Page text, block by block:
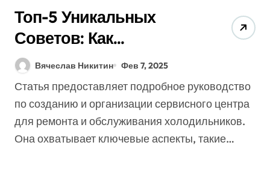
Топ-5 Уникальных
Советов: Как
Правильно Устроить
Сервисный Центр
Холодильников?
Вячеслав Никитин Фев 7, 2025
Статья предоставляет подробное руководство
по созданию и организации сервисного центра
для ремонта и обслуживания холодильников.
Она охватывает ключевые аспекты, такие…